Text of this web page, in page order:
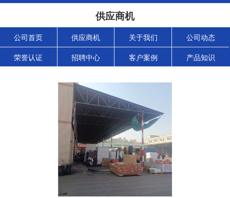
供应商机
公司首页 供应商机 关于我们 公司动态
荣誉认证 招聘中心 客户案例 产品知识